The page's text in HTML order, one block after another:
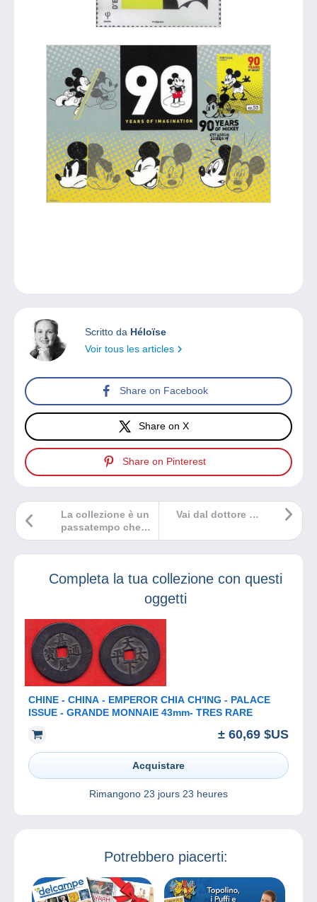
Scritto da Héloïse
Voir tous les articles
Share on Facebook
Share on X
Share on Pinterest
Vai dal dottore …
La collezione è un
passatempo che
richiede tempo.
propria passione
Completa la tua collezione con questi
oggetti
CHINE - CHINA - EMPEROR CHIA CH'ING - PALACE
ISSUE - GRANDE MONNAIE 43mm- TRES RARE
± 60,69 $US
Acquistare
Rimangono 23 jours 23 heures
Potrebbero piacerti: